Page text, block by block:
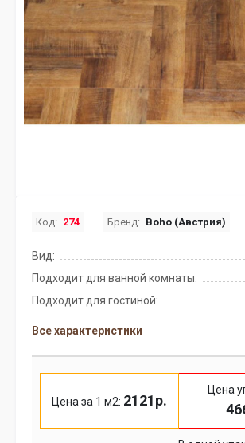
Код: 274 Бренд: Boho (Австрия)
Вид:
Подходит для ванной комнаты:
Подходит для гостиной:
Все характеристики
Цена за 1 м2: 2121р.
Цена